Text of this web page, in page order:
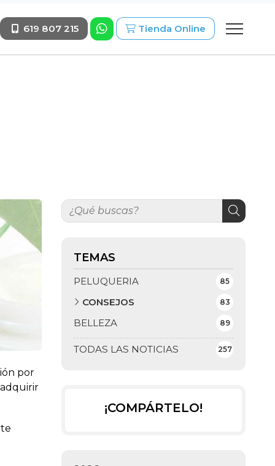
619 807 215 Tienda Online
TEMAS
TODAS LAS NOTICIAS 257
PELUQUERIA 85
CONSEJOS 83
BELLEZA 89
por
¡COMPÁRTELO!